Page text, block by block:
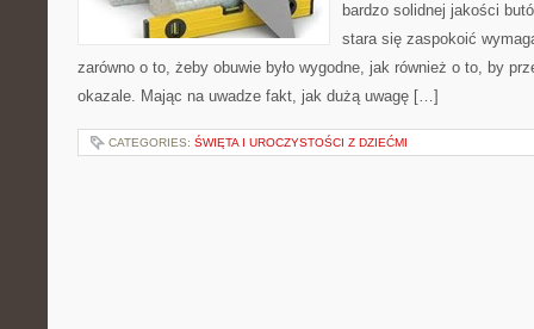
bardzo solidnej jakości
stara się zaspokoić
zarówno o to, żeby obuwie było wygodne, jak również o to, by
okazale. Mając na uwadze fakt, jak dużą uwagę […]
CATEGORIES: ŚWIĘTA I UROCZYSTOŚCI Z DZIEĆMI